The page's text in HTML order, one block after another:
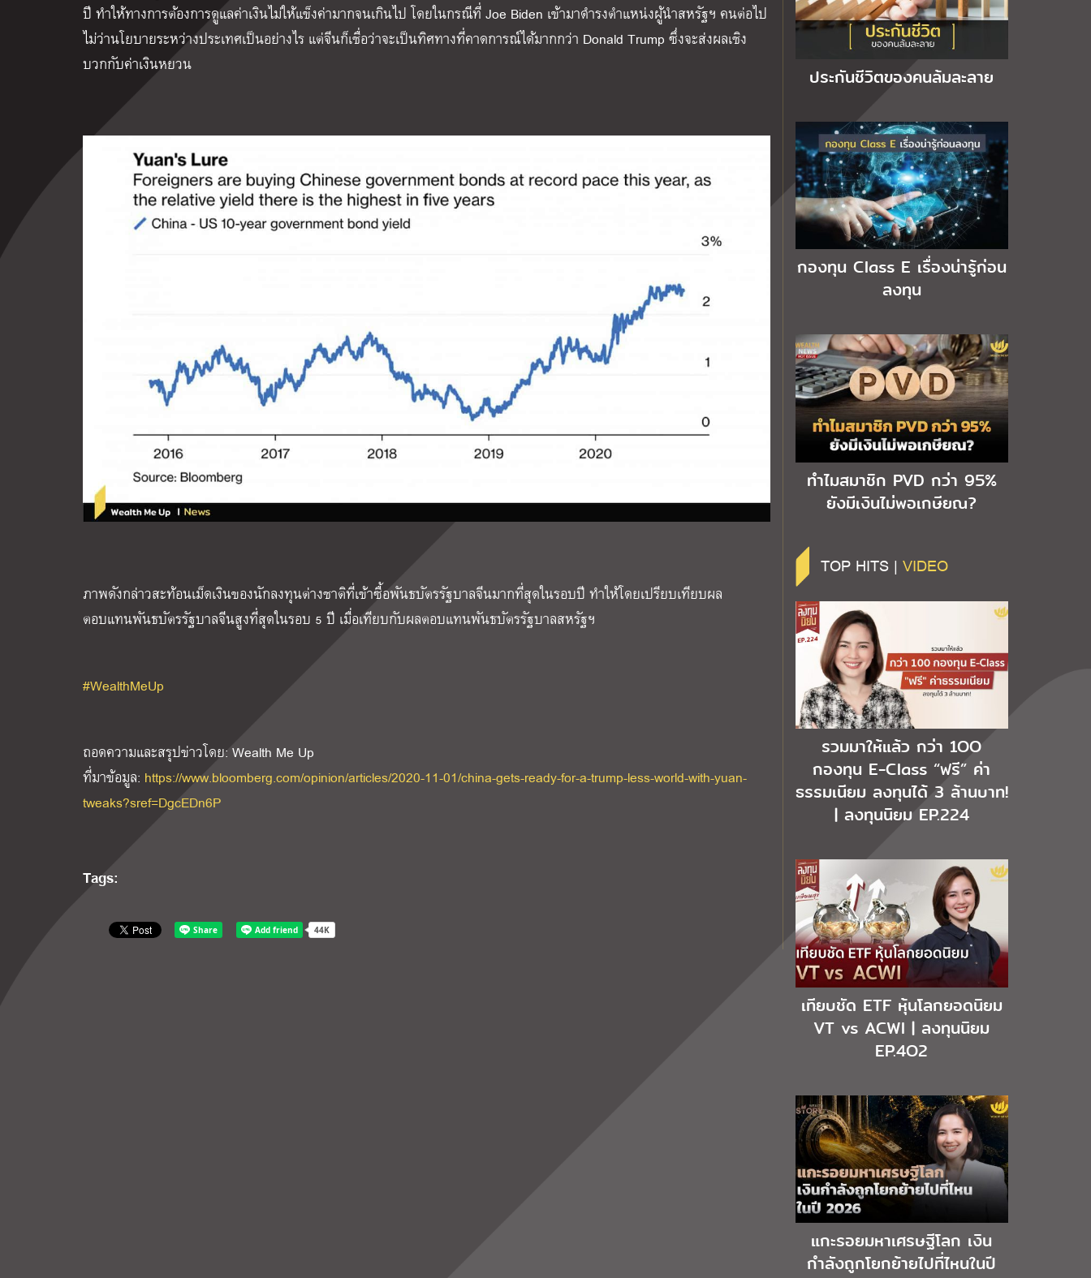
ปี ทำให้ทางการต้องการดูแลค่าเงินไม่ให้แข็งค่ามากจนเกินไป โดยในกรณีที่ Joe Biden เข้ามาดำรงตำแหน่งผู้นำสหรัฐฯ คนต่อไป
ไม่ว่านโยบายระหว่างประเทศเป็นอย่างไร แต่จีนก็เชื่อว่าจะเป็นทิศทางที่คาดการณ์ได้มากกว่า Donald Trump ซึ่งจะส่งผลเชิง
บวกกับค่าเงินหยวน
ภาพดังกล่าวสะท้อนเม็ดเงินของนักลงทุนต่างชาติที่เข้าซื้อพันธบัตรรัฐบาลจีนมากที่สุดในรอบปี ทำให้โดยเปรียบเทียบผล
ตอบแทนพันธบัตรรัฐบาลจีนสูงที่สุดในรอบ 5 ปี เมื่อเทียบกับผลตอบแทนพันธบัตรรัฐบาลสหรัฐฯ
#WealthMeUp
ถอดความและสรุปข่าวโดย: Wealth Me Up
ที่มาข้อมูล: https://www.bloomberg.com/opinion/articles/2020-11-01/china-gets-ready-for-a-trump-less-world-with-yuan-
tweaks?sref=DgcEDn6P
Tags:
ประกันชีวิตของคนล้มละลาย
กองทุน Class E เรื่องน่ารู้ก่อน
ลงทุน
ทำไมสมาชิก PVD กว่า 95%
ยังมีเงินไม่พอเกษียณ?
TOP HITS | VIDEO
รวมมาให้แล้ว กว่า 1OO
กองทุน E-Class “ฟรี” ค่า
ธรรมเนียม ลงทุนได้ 3 ล้านบาท!
| ลงทุนนิยม EP.224
เทียบชัด ETF หุ้นโลกยอดนิยม
VT vs ACWI | ลงทุนนิยม
EP.4O2
แกะรอยมหาเศรษฐีโลก เงิน
กำลังถูกโยกย้ายไปที่ไหนในปี